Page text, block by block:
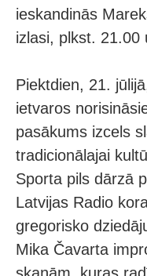
ieskandinās
izlasi, plkst. 21.00
Piektdien, 21.
ietvaros
pasākums izcels
tradicionālajai
Sporta pils dārzā
Latvijas Radio
gregorisko
Mika Čavarta